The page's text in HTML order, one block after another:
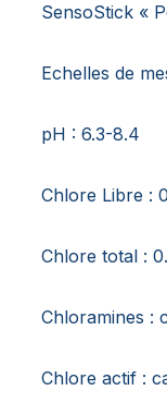
SensoStick «
Echelles de
pH : 6.3-8.4
Chlore Libre :
Chlore total :
Chloramines :
Chlore actif :